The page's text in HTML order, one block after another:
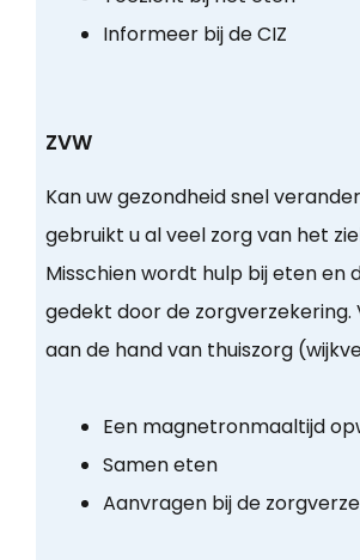
Informeer bij de CIZ
ZVW
Kan uw gezondheid snel
gebruikt u al veel zorg van het
Misschien wordt hulp bij eten en
gedekt door de zorgverzekering.
aan de hand van thuiszorg
Een magnetronmaaltijd
Samen eten
Aanvragen bij de